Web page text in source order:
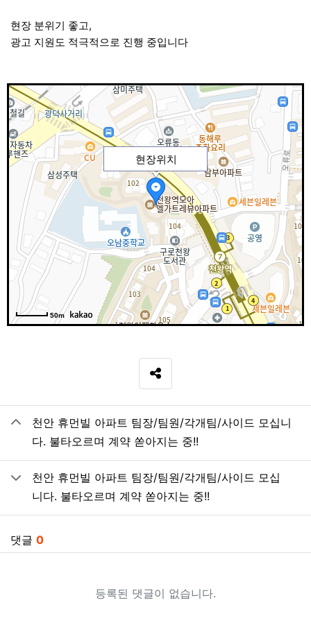
현장 분위기 좋고,
광고 지원도 적극적으로 진행 중입니다
현장위치
50m
SNS 공유
관련자료
천안 휴먼빌 아파트 팀장/팀원/각개팀/사이드 모십니
다. 불타오르며 계약 쏟아지는 중!!
천안 휴먼빌 아파트 팀장/팀원/각개팀/사이드 모십
니다. 불타오르며 계약 쏟아지는 중!!
댓글 0
등록된 댓글이 없습니다.